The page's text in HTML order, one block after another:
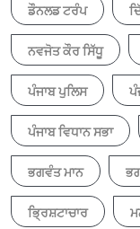
ਡੌਨਲਡ ਟਰੰਪ
ਨਵਜੋਤ ਕੌਰ ਸਿੱਧੂ
ਪੰਜਾਬ ਪੁਲਿਸ
ਪੰਜਾਬ ਵਿਧਾਨ ਸਭਾ
ਭਗਵੰਤ ਮਾਨ
ਭ੍ਰਿਸ਼ਟਾਚਾਰ